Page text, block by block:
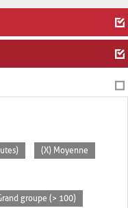
(X) Moyenne
groupe (> 100)